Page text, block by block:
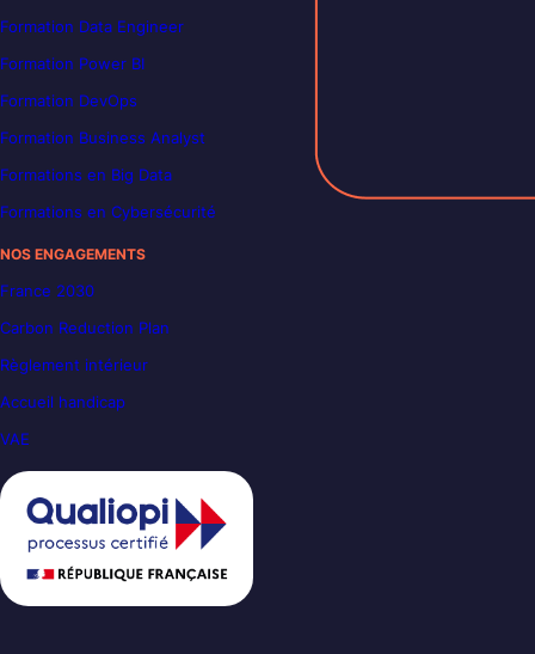
Formation Data Engineer
Formation Power BI
Formation DevOps
Formation Business Analyst
Formations en Big Data
Formations en Cybersécurité
NOS ENGAGEMENTS
France 2030
Carbon Reduction Plan
Règlement intérieur
Accueil handicap
VAE